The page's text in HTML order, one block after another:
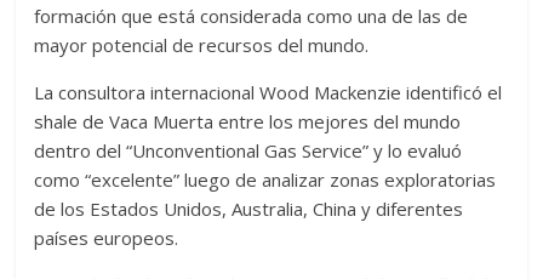
formación que está considerada como una de las de
mayor potencial de recursos del mundo.
La consultora internacional Wood Mackenzie identificó el
shale de Vaca Muerta entre los mejores del mundo
dentro del “Unconventional Gas Service” y lo evaluó
como “excelente” luego de analizar zonas exploratorias
de los Estados Unidos, Australia, China y diferentes
países europeos.